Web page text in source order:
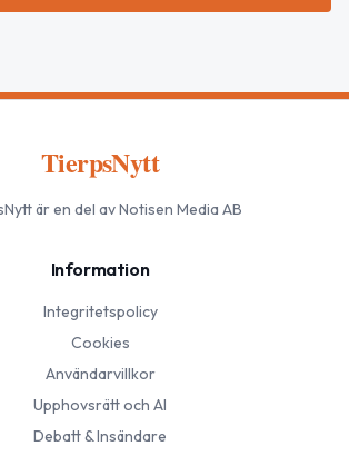
TierpsNytt
är en del av Notisen Media AB
Information
Integritetspolicy
Cookies
Användarvillkor
Upphovsrätt och AI
Debatt & Insändare